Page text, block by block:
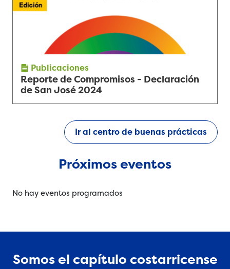
Publicaciones
Reporte de Compromisos - Declaración
de San José 2024
Ir al centro de buenas prácticas
Próximos eventos
No hay eventos programados
Somos el capítulo costarricense